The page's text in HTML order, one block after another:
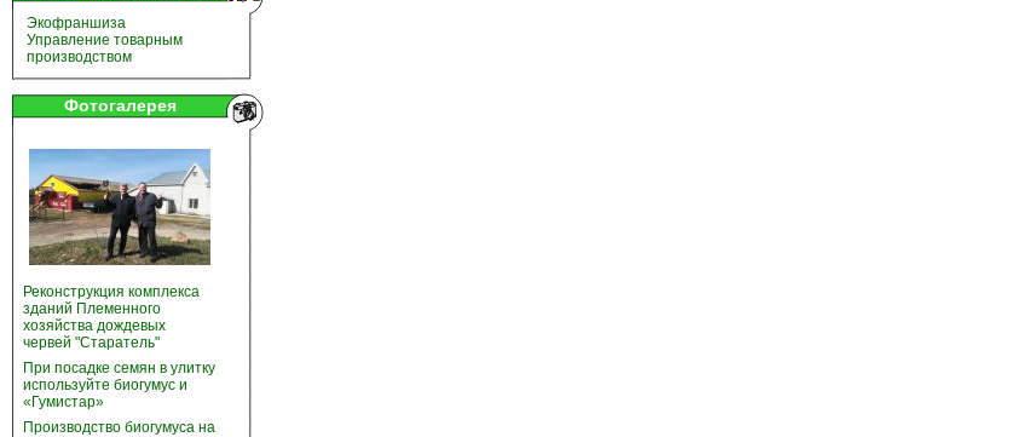
Экофраншиза
Управление товарным
производством
Фотогалерея
Реконструкция комплекса
зданий Племенного
хозяйства дождевых
червей "Старатель"
При посадке семян в улитку
используйте биогумус и
«Гумистар»
Производство биогумуса на